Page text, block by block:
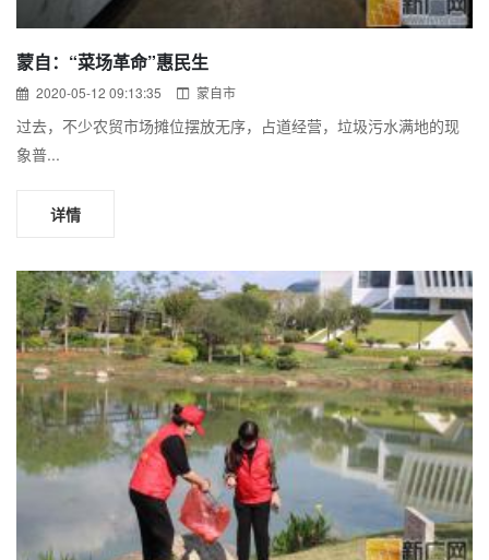
蒙自：“菜场革命”惠民生
2020-05-12 09:13:35 蒙自市
过去，不少农贸市场摊位摆放无序，占道经营，垃圾污水满地的现
象普...
详情